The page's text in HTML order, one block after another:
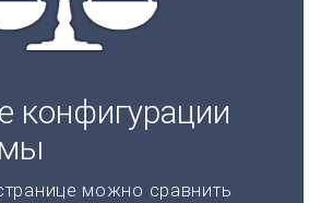
конфигурации
можно сравнить